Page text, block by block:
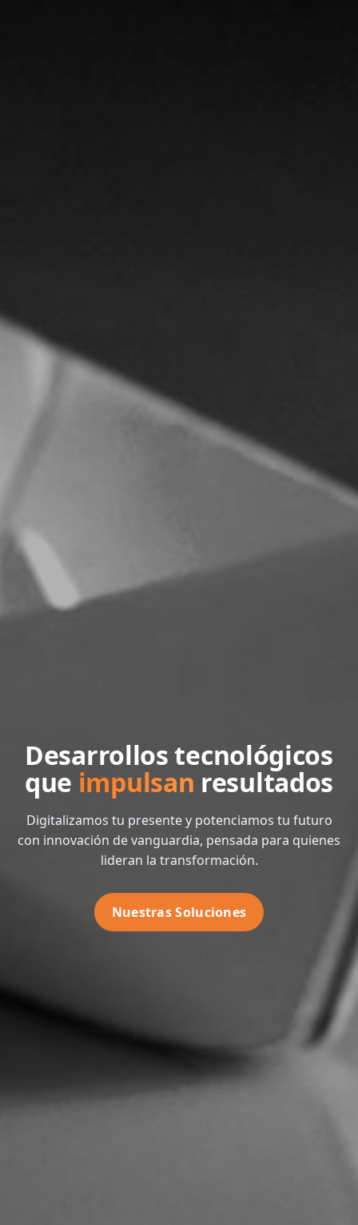
Desarrollos tecnológicos
que impulsan resultados
Digitalizamos tu presente y potenciamos tu futuro
con innovación de vanguardia, pensada para quienes
lideran la transformación.
Nuestras Soluciones